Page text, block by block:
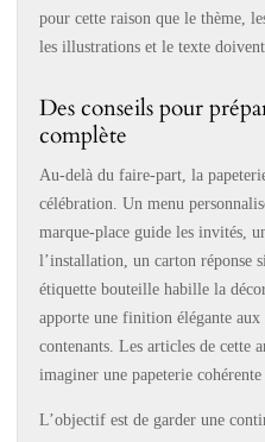
pour cette raison que le thème,
les illustrations et le texte
Des conseils pour
complète
Au-delà du faire-part, la
célébration. Un menu
marque-place guide les invités,
l’installation, un carton réponse
étiquette bouteille habille la
apporte une finition élégante aux
contenants. Les articles de cette
imaginer une papeterie
L’objectif est de garder une